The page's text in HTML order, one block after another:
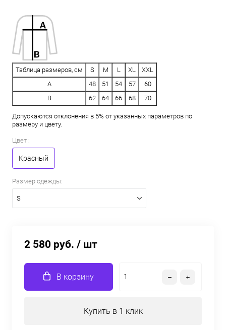
Таблица размеров, см S M L XL
XXL
A
48 51 54 57
60
B
62 64 66 68 70
Допускаются отклонения в 5% от указанных параметров по
размеру и цвету.
Цвет :
Красный
Размер одежды:
S
2 580 руб. / шт
В корзину
Купить в 1 клик